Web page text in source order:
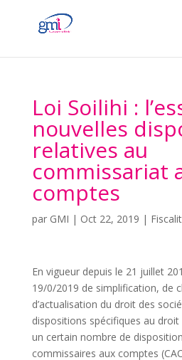
Loi Soilihi :
nouvelles
relatives au
commissariat
comptes
par GMI | Oct 22, 2019 |
En vigueur depuis le 21 juillet
19/0/2019 de simplification, de
d’actualisation du droit des
dispositions spécifiques au
un certain nombre de
commissaires aux comptes